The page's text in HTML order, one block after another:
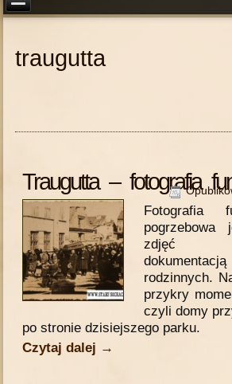
traugutta
Traugutta – fotografia
Fotografia
zdjęć
rodzinnych.
przykry
czyli domy
po stronie dzisiejszego parku.
Czytaj dalej →